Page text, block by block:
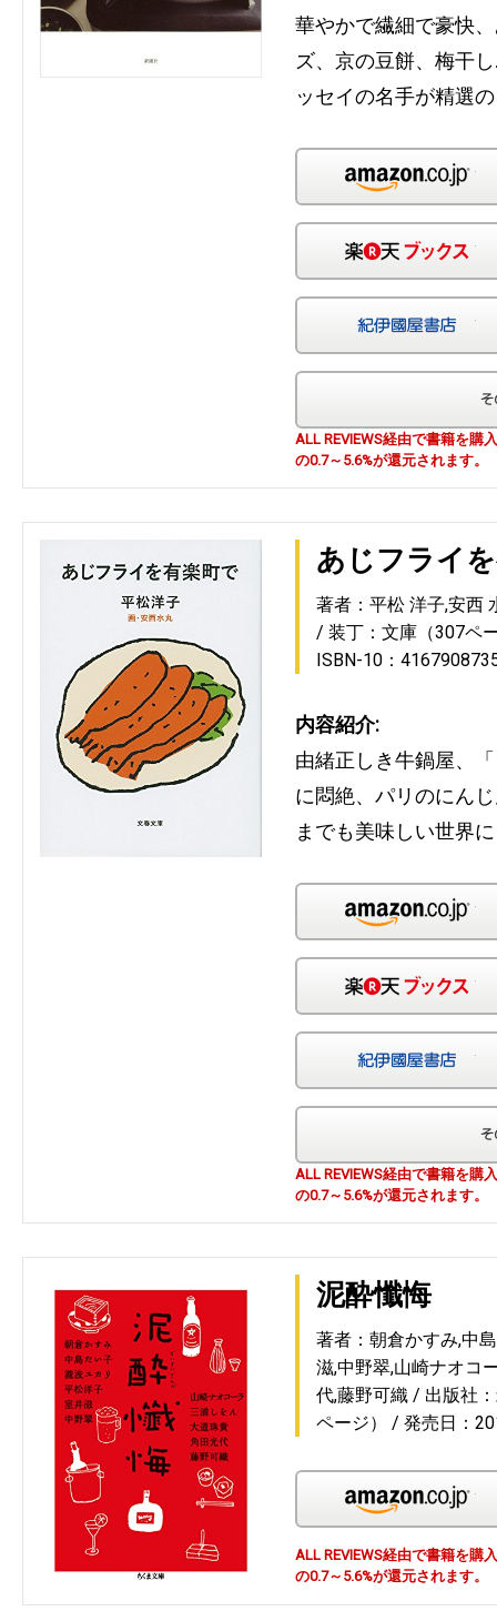
華やかで繊細で豪快
ズ、京の豆餅、梅干
ッセイの名手が精選
ALL REVIEWS経由で書籍を購
の0.7～5.6%が還元されます。
あじフライ
著者：平松 洋子,安西
装丁：文庫（307ペ
ISBN-10：
内容紹介:
由緒正しき牛鍋屋、
に悶絶、パリのにん
までも美味しい世界
ALL REVIEWS経由で書籍を購
の0.7～5.6%が還元されます。
泥酔懺悔
著者：朝倉かすみ,中
滋,中野翠,山崎ナオコ
代,藤野可織
出版社
ページ）
発売日：
ALL REVIEWS経由で書籍を購
の0.7～5.6%が還元されます。